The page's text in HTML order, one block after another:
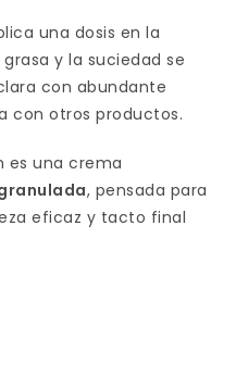
una dosis en la
y la suciedad se
con abundante
con otros productos.
es una crema
, pensada para
eficaz y tacto final